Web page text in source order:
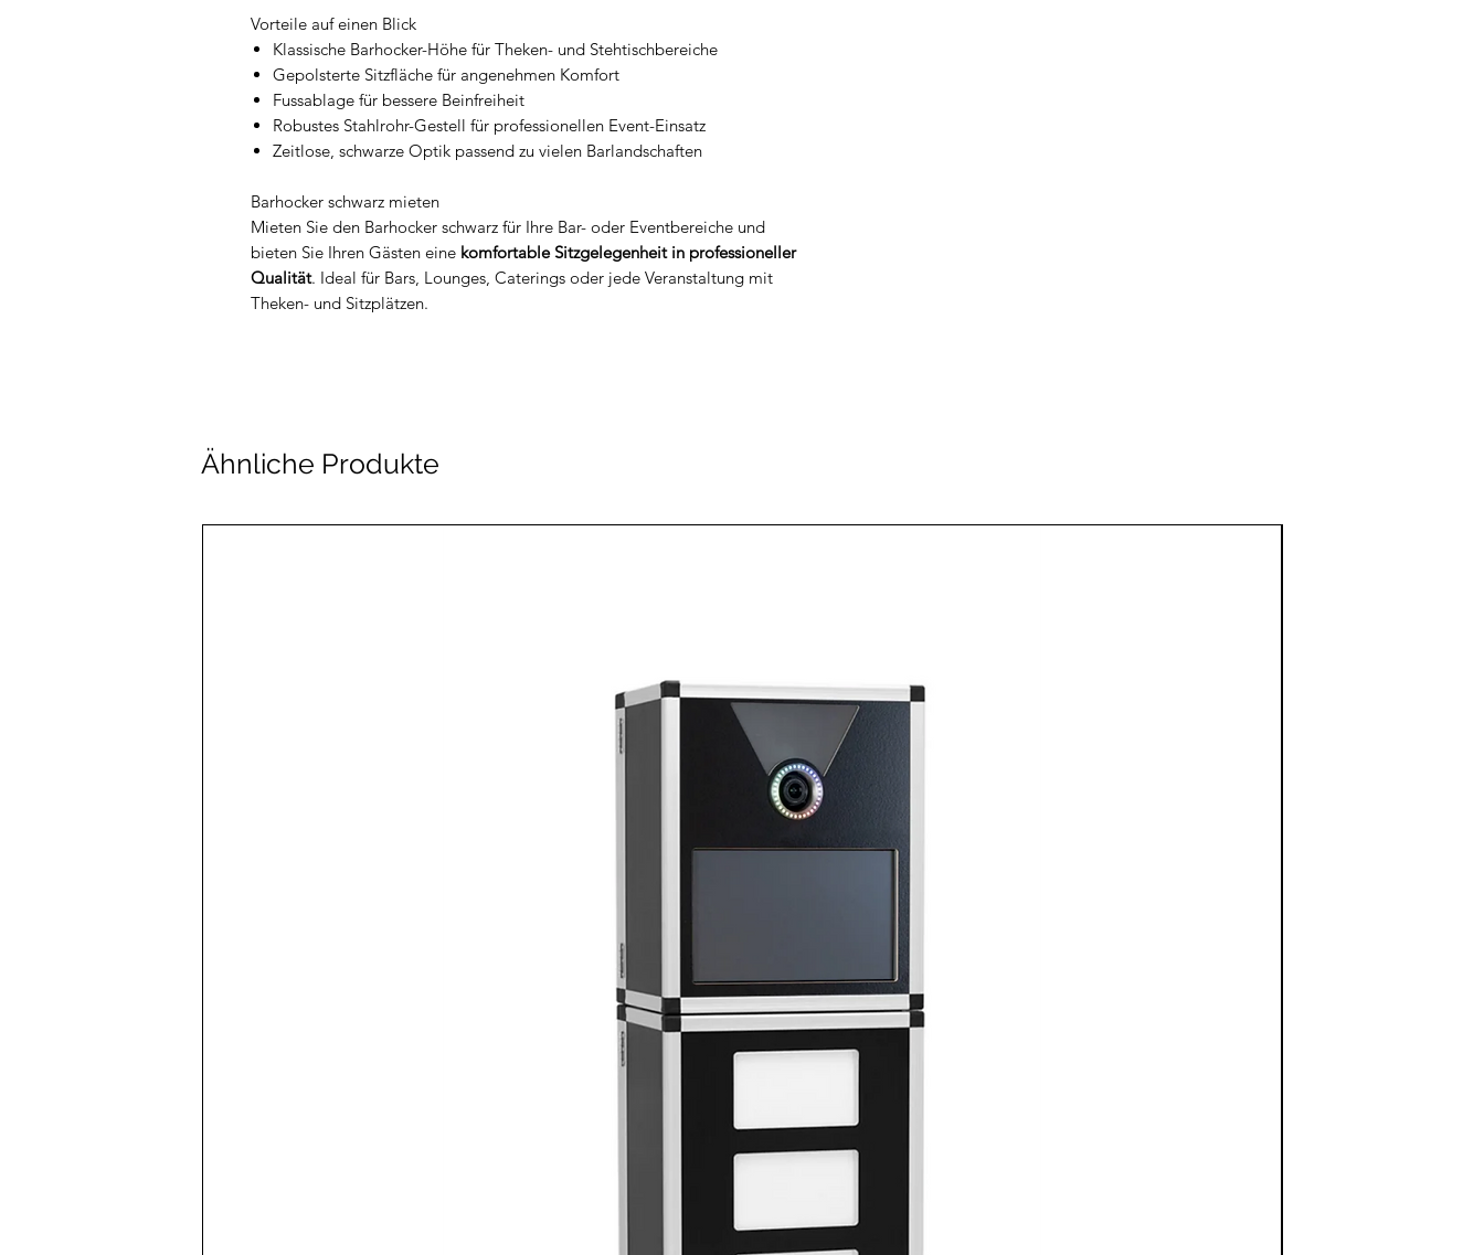
Vorteile auf einen Blick
Klassische Barhocker-Höhe für Theken- und Stehtischbereiche
Gepolsterte Sitzfläche für angenehmen Komfort
Fussablage für bessere Beinfreiheit
Robustes Stahlrohr-Gestell für professionellen Event-Einsatz
Zeitlose, schwarze Optik passend zu vielen Barlandschaften
Barhocker schwarz mieten
Mieten Sie den Barhocker schwarz für Ihre Bar- oder Eventbereiche und
bieten Sie Ihren Gästen eine komfortable Sitzgelegenheit in professioneller
Qualität. Ideal für Bars, Lounges, Caterings oder jede Veranstaltung mit
Theken- und Sitzplätzen.
Ähnliche Produkte